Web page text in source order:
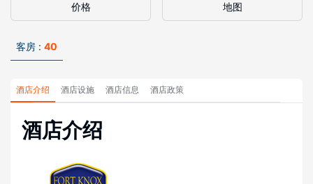
价格 地图
客房 : 40
酒店介绍 酒店设施 酒店信息 酒店政策
酒店介绍